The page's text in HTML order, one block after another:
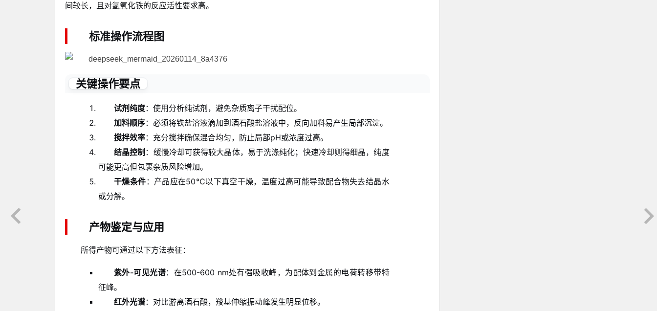
间较长，且对氢氧化铁的反应活性要求高。
标准操作流程图
关键操作要点
试剂纯度：使用分析纯试剂，避免杂质离子干扰配位。
加料顺序：必须将铁盐溶液滴加到酒石酸盐溶液中，反向加料易产生局部沉淀。
搅拌效率：充分搅拌确保混合均匀，防止局部pH或浓度过高。
结晶控制 ：缓慢冷却可获得较大晶体，易于洗涤纯化；快速冷却则得细晶，纯度
可能更高但包裹杂质风险增加。
干燥条件 ：产品应在50℃以下真空干燥，温度过高可能导致配合物失去结晶水
或分解。
产物鉴定与应用
所得产物可通过以下方法表征：
紫外-可见光谱：在500-600 nm处有强吸收峰，为配体到金属的电荷转移带特
征峰。
红外光谱：对比游离酒石酸，羧基伸缩振动峰发生明显位移。